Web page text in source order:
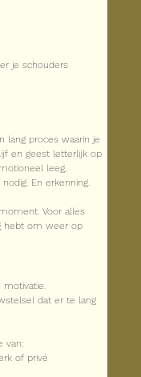
je schouders
lang proces waarin je
en geest letterlijk op
leeg,
En erkenning.
Voor alles
hebt om weer op
dat er te lang
van:
of privé